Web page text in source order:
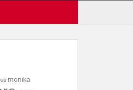
monika